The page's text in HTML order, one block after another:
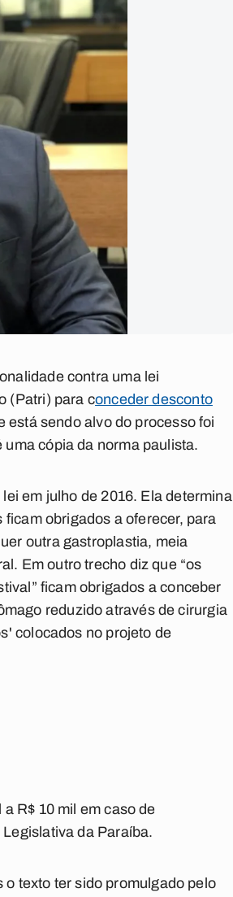
contra uma lei
(Patri) para conceder desconto
está sendo alvo do processo foi
cópia da norma paulista.
em julho de 2016. Ela determina
obrigados a oferecer, para
outra gastroplastia, meia
Em outro trecho diz que “os
ficam obrigados a conceber
reduzido através de cirurgia
colocados no projeto de
R$ 10 mil em caso de
da Paraíba.
texto ter sido promulgado pelo